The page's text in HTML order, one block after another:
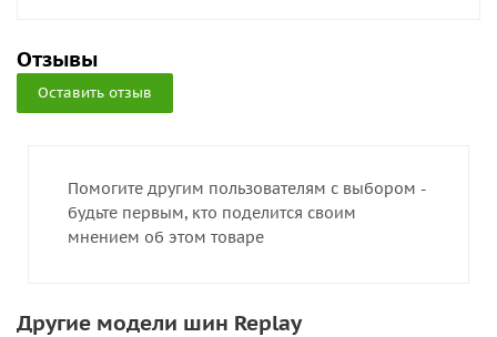
Отзывы
Оставить отзыв
Помогите другим пользователям с выбором -
будьте первым, кто поделится своим
мнением об этом товаре
Другие модели шин Replay